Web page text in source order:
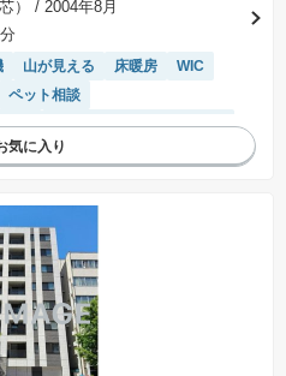
）
/ 2004年8月
山が見える 床暖房
WIC
ペット相談
チン
モニター付きインターホン
便座
閑静な住宅地